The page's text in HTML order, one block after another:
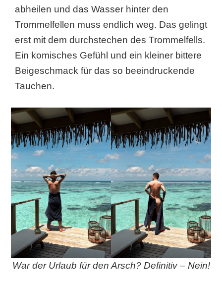
abheilen und das Wasser hinter den
Trommelfellen muss endlich weg. Das gelingt
erst mit dem durchstechen des Trommelfells.
Ein komisches Gefühl und ein kleiner bittere
Beigeschmack für das so beeindruckende
Tauchen.
War der Urlaub für den Arsch? Definitiv – Nein!